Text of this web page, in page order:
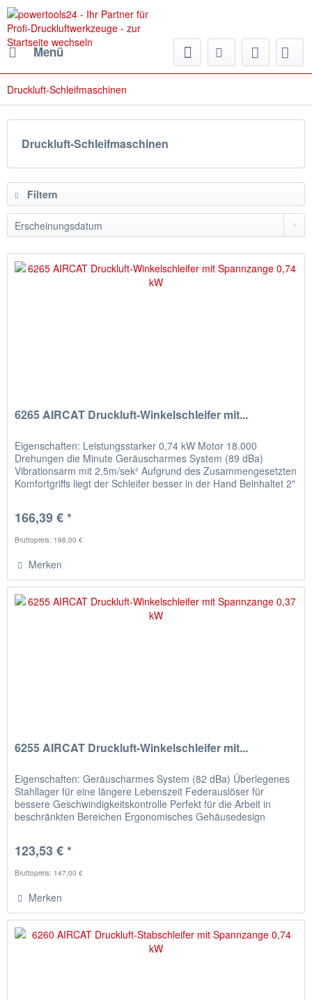
Menü
Druckluft-Schleifmaschinen
Druckluft-Schleifmaschinen
Filtern
6265 AIRCAT Druckluft-Winkelschleifer mit...
Eigenschaften: Leistungsstarker 0,74 kW Motor 18.000
Drehungen die Minute Geräuscharmes System (89 dBa)
Vibrationsarm mit 2,5m/sek² Aufgrund des Zusammengesetzten
Komfortgriffs liegt der Schleifer besser in der Hand Beinhaltet 2"
166,39 € *
Bruttopreis: 198,00 €
Merken
6255 AIRCAT Druckluft-Winkelschleifer mit...
Eigenschaften: Geräuscharmes System (82 dBa) Überlegenes
Stahllager für eine längere Lebenszeit Federauslöser für
bessere Geschwindigkeitskontrolle Perfekt für die Arbeit in
beschränkten Bereichen Ergonomisches Gehäusedesign
123,53 € *
Bruttopreis: 147,00 €
Merken